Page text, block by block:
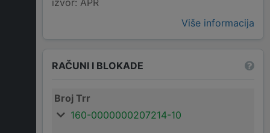
izvor: APR
Više informacija
RAČUNI I BLOKADE
Broj Trr
160-0000000207214-10